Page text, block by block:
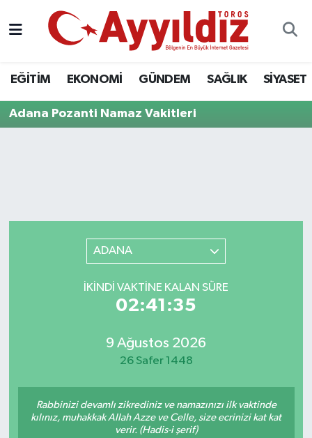
EĞİTİM EKONOMİ GÜNDEM SAĞLIK SİYASET
Adana Pozanti Namaz Vakitleri
ADANA
İKINDI VAKTINE KALAN SÜRE
02:41:35
9 Ağustos 2026
26 Safer 1448
Rabbinizi devamlı zikrediniz ve namazınızı ilk vaktinde
kılınız, muhakkak Allah Azze ve Celle, size ecrinizi kat kat
verir. (Hadis-i şerif)